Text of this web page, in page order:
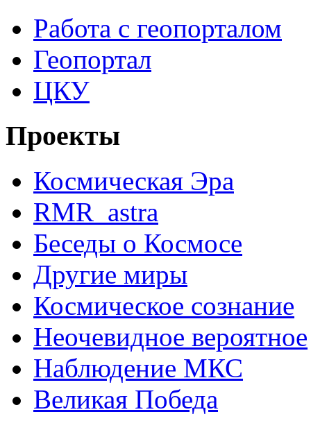
Работа с геопорталом
Геопортал
ЦКУ
Проекты
Космическая Эра
RMR_astra
Беседы о Космосе
Другие миры
Космическое сознание
Неочевидное вероятное
Наблюдение МКС
Великая Победа